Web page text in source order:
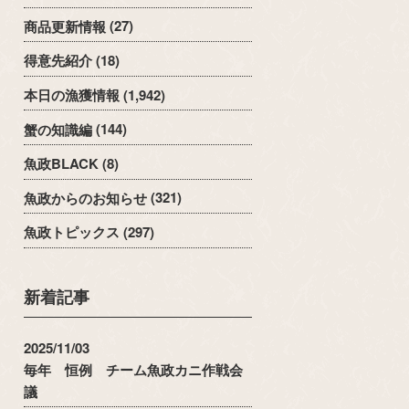
商品更新情報 (27)
得意先紹介(18)
本日の漁獲情報 (1,942)
蟹の知識編(144)
魚政BLACK(8)
魚政からのお知らせ(321)
魚政トピックス (297)
新着記事
2025/11/03
毎年 恒例 チーム魚政カニ作戦会
議